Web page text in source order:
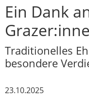
Ein Dank
Traditionelles
besondere
23.10.2025